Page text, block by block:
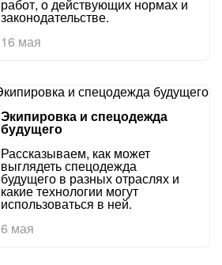
работ, о действующих нормах и
законодательстве.
16 мая
Экипировка и спецодежда
будущего
Рассказываем, как может
выглядеть спецодежда
будущего в разных отраслях и
какие технологии могут
использоваться в ней.
6 мая